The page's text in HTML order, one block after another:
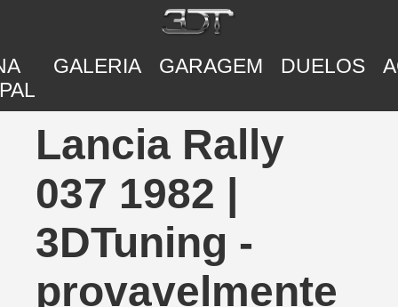
GALERIA GARAGEM DUELOS
Lancia Rally
037 1982 |
3DTuning -
provavelmente